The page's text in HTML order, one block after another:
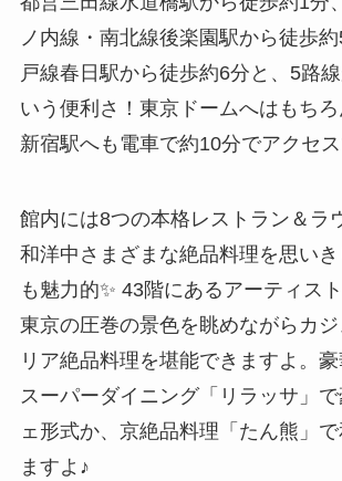
ノ内線・南北線後楽園駅から徒歩
戸線春日駅から徒歩約6分と、5路
いう便利さ！東京ドームへはもち
新宿駅へも電車で約10分でアクセス
館内には8つの本格レストラン＆ラ
和洋中さまざまな絶品料理を思い
も魅力的✨ 43階にあるアーティス
東京の圧巻の景色を眺めながらカ
リア絶品料理を堪能できますよ。
スーパーダイニング「リラッサ」
ェ形式か、京絶品料理「たん熊」
ますよ♪